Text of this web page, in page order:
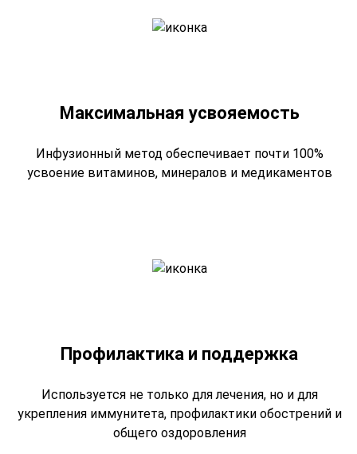
Максимальная усвояемость
Инфузионный метод обеспечивает почти 100%
усвоение витаминов, минералов и медикаментов
Профилактика и поддержка
Используется не только для лечения, но и для
укрепления иммунитета, профилактики обострений и
общего оздоровления